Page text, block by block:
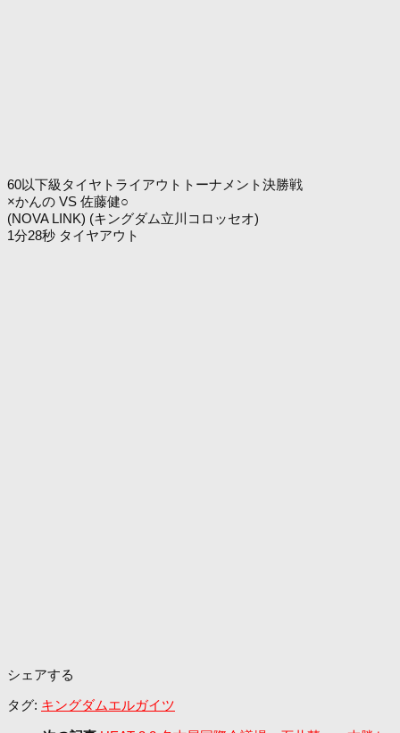
60以下級タイヤトライアウトトーナメント決勝戦
×かんの VS 佐藤健○
(NOVA LINK) (キングダム立川コロッセオ)
1分28秒 タイヤアウト
シェアする
タグ: キングダムエルガイツ